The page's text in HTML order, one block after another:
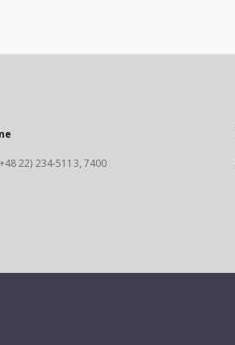
22) 234-5113, 7400